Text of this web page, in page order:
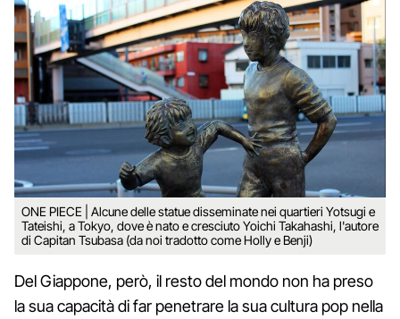
ONE PIECE | Alcune delle statue disseminate nei quartieri Yotsugi e
Tateishi, a Tokyo, dove è nato e cresciuto Yoichi Takahashi, l'autore
di Capitan Tsubasa (da noi tradotto come Holly e Benji)
Del Giappone, però, il resto del mondo non ha preso
la sua capacità di far penetrare la sua cultura pop nella